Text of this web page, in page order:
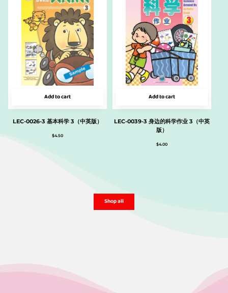
Add to cart
LEC-0026-3 基本科学 3（中英版）
$4.50
Add to cart
LEC-0039-3 身边的科学作业 3（中英
版）
$4.00
Shop all